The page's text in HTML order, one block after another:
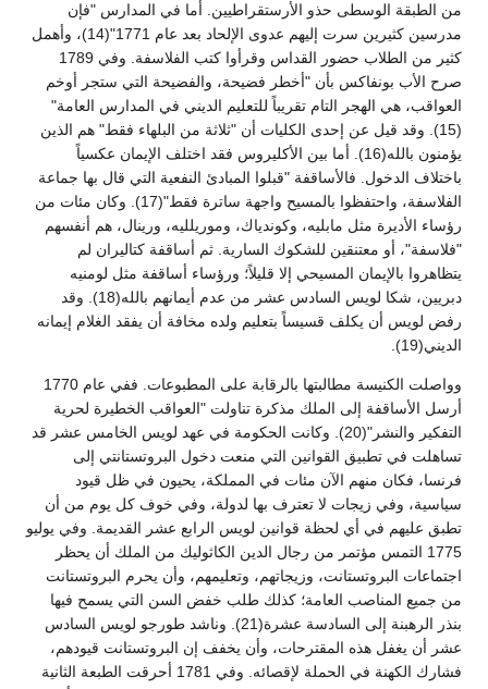
من الطبقة الوسطى حذو الأرستقراطيين. أما في المدارس "فإن
مدرسين كثيرين سرت إليهم عدوى الإلحاد بعد عام 1771"(14)، وأهمل
كثير من الطلاب حضور القداس وقرأوا كتب الفلاسفة. وفي 1789
صرح الأب بونفاكس بأن "أخطر فضيحة، والفضيحة التي ستجر أوخم
العواقب، هي الهجر التام تقريباً للتعليم الديني في المدارس العامة"
(15). وقد قيل عن إحدى الكليات أن "ثلاثة من البلهاء فقط" هم الذين
يؤمنون بالله(16). أما بين الأكليروس فقد اختلف الإيمان عكسياً
باختلاف الدخول. فالأساقفة "قبلوا المبادئ النفعية التي قال بها جماعة
الفلاسفة، واحتفظوا بالمسيح واجهة ساترة فقط"(17). وكان مئات من
رؤساء الأديرة مثل مابليه، وكوندياك، وموريلليه، ورينال، هم أنفسهم
"فلاسفة"، أو معتنقين للشكوك السارية. ثم أساقفة كتاليران لم
يتظاهروا بالإيمان المسيحي إلا قليلاً؛ ورؤساء أساقفة مثل لومنيه
دبريين، شكا لويس السادس عشر من عدم أيمانهم بالله(18). وقد
رفض لويس أن يكلف قسيساً بتعليم ولده مخافة أن يفقد الغلام إيمانه
الديني(19).
وواصلت الكنيسة مطالبتها بالرقابة على المطبوعات. ففي عام 1770
أرسل الأساقفة إلى الملك مذكرة تناولت "العواقب الخطيرة لحرية
التفكير والنشر"(20). وكانت الحكومة في عهد لويس الخامس عشر قد
تساهلت في تطبيق القوانين التي منعت دخول البروتستانتي إلى
فرنسا، فكان منهم الآن مئات في المملكة، يحيون في ظل قيود
سياسية، وفي زيجات لا تعترف بها لدولة، وفي خوف كل يوم من أن
تطبق عليهم في أي لحظة قوانين لويس الرابع عشر القديمة. وفي يوليو
1775 التمس مؤتمر من رجال الدين الكاثوليك من الملك أن يحظر
اجتماعات البروتستانت، وزيجاتهم، وتعليمهم، وأن يحرم البروتستانت
من جميع المناصب العامة؛ كذلك طلب خفض السن التي يسمح فيها
بنذر الرهبنة إلى السادسة عشرة(21). وناشد طورجو لويس السادس
عشر أن يغفل هذه المقترحات، وأن يخفف إن البروتستانت قيودهم،
فشارك الكهنة في الحملة لإقصائه. وفي 1781 أحرقت الطبعة الثانية